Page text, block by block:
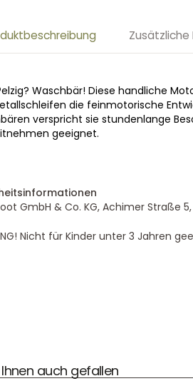
Waschbär! Diese handliche
die feinmotorische
verspricht sie stundenlange
geeignet.
GmbH & Co. KG, Achimer Straße
Nicht für Kinder unter 3 Jahren
auch gefallen